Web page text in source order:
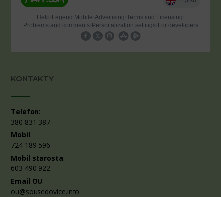
KONTAKTY
Telefon:
380 831 387
Mobil:
724 189 596
Mobil starosta:
603 490 922
Email OU:
ou@sousedovice.info